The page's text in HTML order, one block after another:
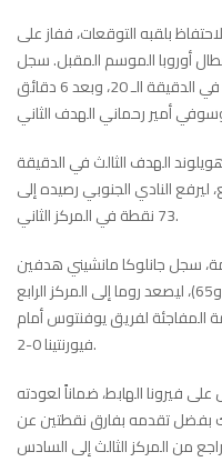
بلقبه التوقعات، ففاز على
أوروبا الموسم المقبل. سجل
لنابولي الأسكتلندي سكوت ماكتوميناي في الدقيقة الـ 20، وبعد 6 دقائق
الهدف الثالث في الدقيقة
النادي الجنوبي رصيده إلى
73 نقطة في المركز الثاني.
سجل جانلوكا مانشيني هدفين
برأسيتين من ركنيتين في الدقيقتين (39 و65)، ليصعد روما إلى المركز الرابع
المفاجئة لفريق يوفنتوس أمام
فيورنتينا 0-2.
فيرونا الهابط، ضماناً لعودته
بفضل تقدمه بفارق نقطتين عن